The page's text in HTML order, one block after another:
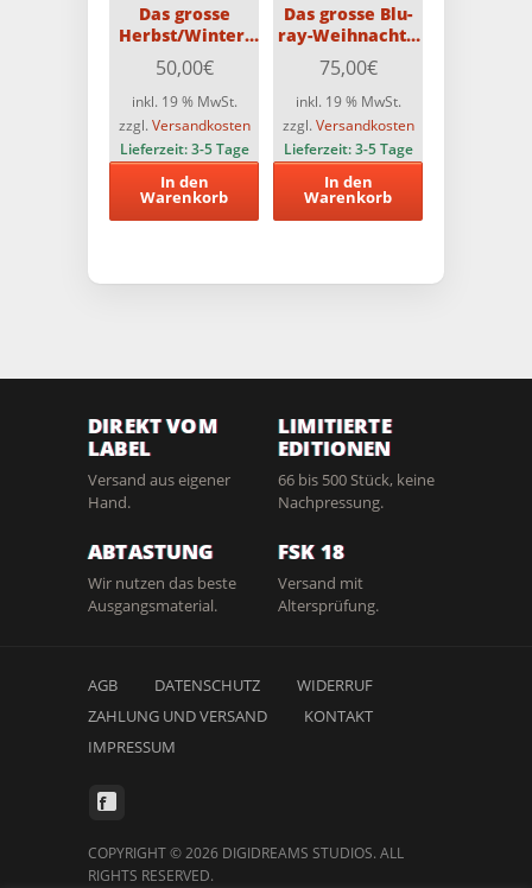
Das grosse
Herbst/Winter-
PCE-
Überraschungspaket
mit 5 PCE-Titeln
(Teilweise
FSK18)!!
50,00€
inkl. 19 % MwSt.
zzgl. Versandkosten
Lieferzeit:3-5 Tage
In den
Warenkorb
Das grosse Blu-
ray-Weihnachts-
Überraschungspaket
mit 25 Blu-rays
(Teilweise FSK18)
+ eine tolle
Überraschung
75,00€
inkl. 19 % MwSt.
zzgl. Versandkosten
Lieferzeit:3-5 Tage
In den
Warenkorb
DIREKT VOM
LABEL
Versand aus eigener
Hand.
LIMITIERTE
EDITIONEN
66 bis 500 Stück, keine
Nachpressung.
ABTASTUNG
Wir nutzen das beste
Ausgangsmaterial.
FSK 18
Versand mit
Altersprüfung.
AGB DATENSCHUTZ
WIDERRUF
ZAHLUNG UND VERSAND
KONTAKT
IMPRESSUM
COPYRIGHT © 2026 DIGIDREAMS STUDIOS. ALL
RIGHTS RESERVED.